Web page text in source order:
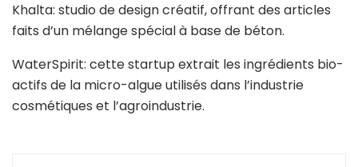
Khalta: studio de design créatif, offrant des articles
faits d’un mélange spécial à base de béton.
WaterSpirit: cette startup extrait les ingrédients bio-
actifs de la micro-algue utilisés dans l’industrie
cosmétiques et l’agroindustrie.